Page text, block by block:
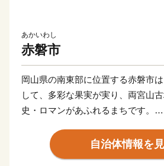
あかいわし
赤磐市
岡山県の南東部に位置する赤磐市
して、多彩な果実が実り、両宮山
史・ロマンがあふれるまちです。
このすばらしい“ふるさと”を“未来”
人が健康で笑顔にあふれ、いきい
自治体情報を